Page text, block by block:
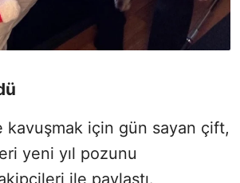
kavuşmak için gün sayan çift,
yeni yıl pozunu